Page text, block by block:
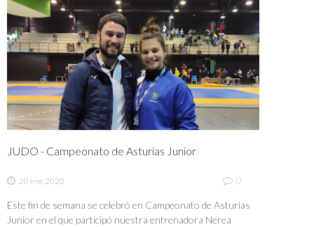
JUDO - Campeonato de Asturias Junior
20 ene 2020 0
Este fin de semana se celebró en Campeonato de Asturias
Junior en el que participó nuestra entrenadora Nerea